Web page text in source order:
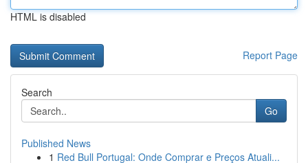
HTML is disabled
Report Page
Search
Go
Published News
1 Red Bull Portugal: Onde Comprar e Preços Atuali...